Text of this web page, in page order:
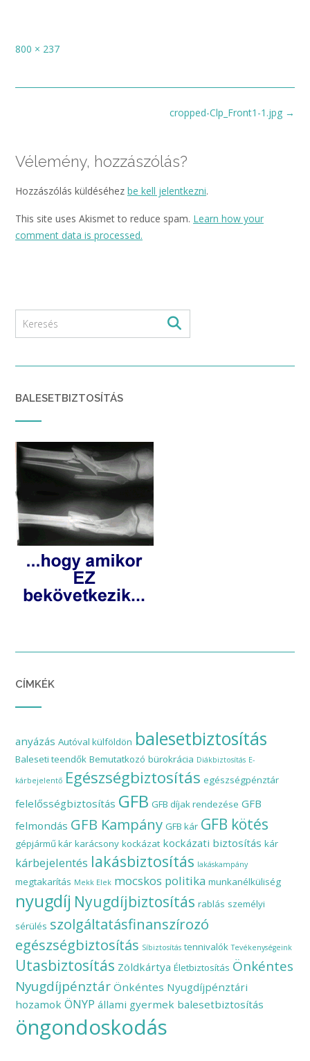
Full
800 × 237
cropped-Clp_Front1-1.jpg →
Vélemény, hozzászólás?
Hozzászólás küldéséhez be kell jelentkezni.
This site uses Akismet to reduce spam. Learn how your
comment data is processed.
BALESETBIZTOSÍTÁS
CÍMKÉK
anyázás Autóval külföldön balesetbiztosítás
Baleseti teendők Bemutatkozó bürokrácia Diákbiztosítás E-
kárbejelentő Egészségbiztosítás egészségpénztár
felelősségbiztosítás GFB GFB díjak rendezése GFB
felmondás GFB Kampány GFB kár GFB kötés
gépjármű kár karácsony kockázat kockázati biztosítás kár
kárbejelentés lakásbiztosítás lakáskampány
megtakarítás Mekk Elek mocskos politika munkanélküliség
nyugdíj Nyugdíjbiztosítás rablás személyi
sérülés szolgáltatásfinanszírozó
egészségbiztosítás Síbiztosítás tennivalók Tevékenységeink
Utasbiztosítás Zöldkártya Életbiztosítás Önkéntes
Nyugdíjpénztár Önkéntes Nyugdíjpénztári
hozamok ÖNYP állami gyermek balesetbiztosítás
öngondoskodás